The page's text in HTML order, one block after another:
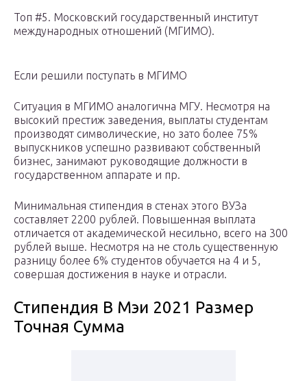
Топ #5. Московский государственный институт
международных отношений (МГИМО).
Если решили поступать в МГИМО
Ситуация в МГИМО аналогична МГУ. Несмотря на
высокий престиж заведения, выплаты студентам
производят символические, но зато более 75%
выпускников успешно развивают собственный
бизнес, занимают руководящие должности в
государственном аппарате и пр.
Минимальная стипендия в стенах этого ВУЗа
составляет 2200 рублей. Повышенная выплата
отличается от академической несильно, всего на 300
рублей выше. Несмотря на не столь существенную
разницу более 6% студентов обучается на 4 и 5,
совершая достижения в науке и отрасли.
Стипендия В Мэи 2021 Размер
Точная Сумма